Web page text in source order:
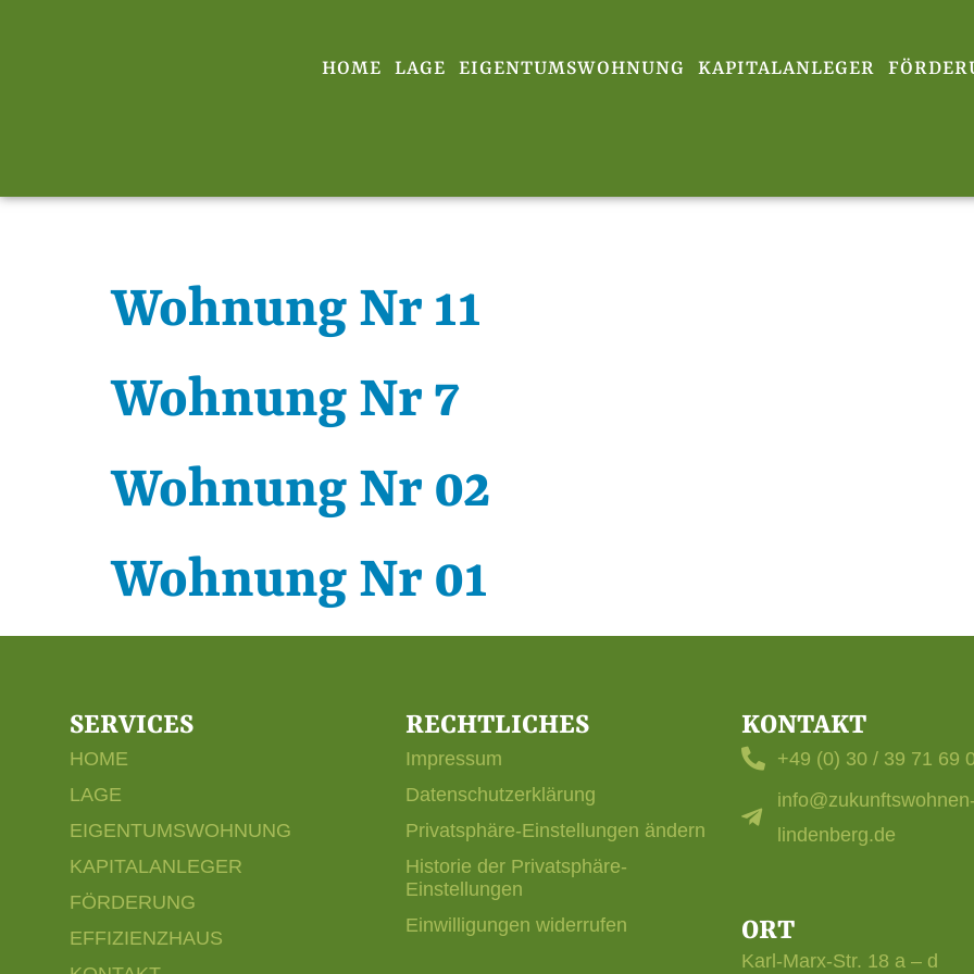
HOME LAGE EIGENTUMSWOHNUNG KAPITALANLEGER
Wohnung Nr 11
Wohnung Nr 7
Wohnung Nr 02
Wohnung Nr 01
SERVICES
HOME
LAGE
EIGENTUMSWOHNUNG
KAPITALANLEGER
FÖRDERUNG
EFFIZIENZHAUS
RECHTLICHES
Impressum
Datenschutzerklärung
Privatsphäre-Einstellungen ändern
Historie der Privatsphäre-
Einstellungen
Einwilligungen widerrufen
KONTAKT
+49 (0) 30 / 39 71 69
lindenberg.de
ORT
Karl-Marx-Str. 18 a – d